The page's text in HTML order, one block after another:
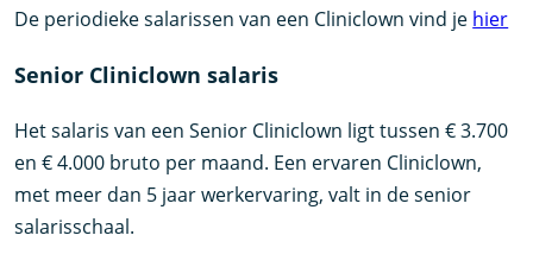
De periodieke salarissen van een Cliniclown vind je hier
Senior Cliniclown salaris
Het salaris van een Senior Cliniclown ligt tussen € 3.700
en € 4.000 bruto per maand. Een ervaren Cliniclown,
met meer dan 5 jaar werkervaring, valt in de senior
salarisschaal.